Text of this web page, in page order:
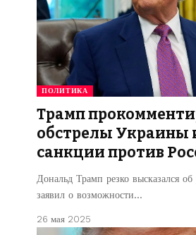
ПОЛИТИКА
Трамп
обстрелы Украины
санкции против
Дональд Трамп резко высказался
заявил о возможности…
26 мая 2025